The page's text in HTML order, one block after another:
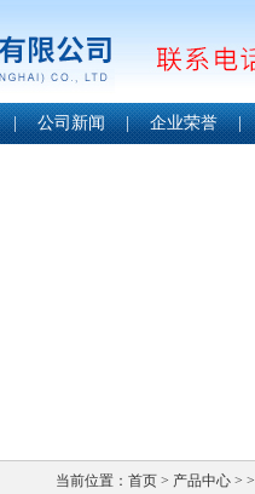
| 公司新闻 | 企业荣誉 |
当前位置： 首页 > 产品中心 > >